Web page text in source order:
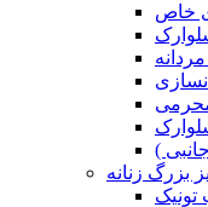
خاص
)
بزرگ زنانه
تونیک